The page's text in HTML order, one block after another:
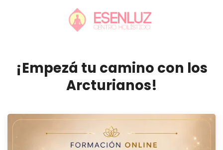
¡Empezá tu camino con los
Arcturianos!